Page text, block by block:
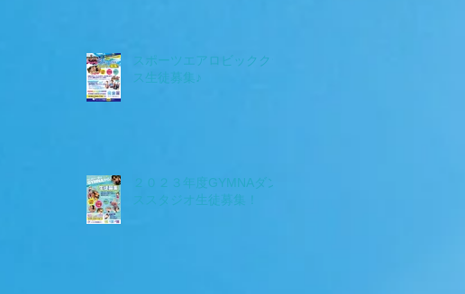
スポーツエアロビッククラ
ス生徒募集♪
２０２３年度GYMNAダン
ススタジオ生徒募集！